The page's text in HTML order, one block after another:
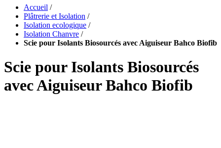
Accueil /
Plâtrerie et Isolation /
Isolation ecologique /
Isolation Chanvre /
Scie pour Isolants Biosourcés avec Aiguiseur Bahco Biofib
Scie pour Isolants Biosourcés
avec Aiguiseur Bahco Biofib